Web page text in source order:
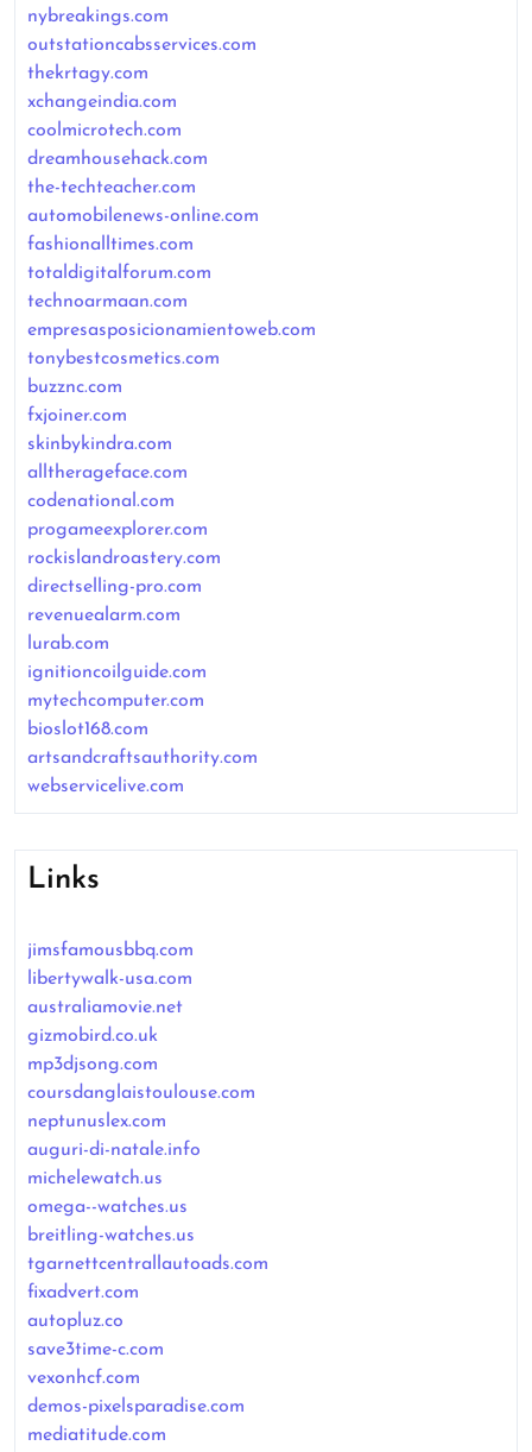
nybreakings.com
outstationcabsservices.com
thekrtagy.com
xchangeindia.com
coolmicrotech.com
dreamhousehack.com
the-techteacher.com
automobilenews-online.com
fashionalltimes.com
totaldigitalforum.com
technoarmaan.com
empresasposicionamientoweb.com
tonybestcosmetics.com
buzznc.com
fxjoiner.com
skinbykindra.com
alltherageface.com
codenational.com
progameexplorer.com
rockislandroastery.com
directselling-pro.com
revenuealarm.com
lurab.com
ignitioncoilguide.com
mytechcomputer.com
bioslot168.com
artsandcraftsauthority.com
webservicelive.com
Links
jimsfamousbbq.com
libertywalk-usa.com
australiamovie.net
gizmobird.co.uk
mp3djsong.com
coursdanglaistoulouse.com
neptunuslex.com
auguri-di-natale.info
michelewatch.us
omega--watches.us
breitling-watches.us
tgarnettcentrallautoads.com
fixadvert.com
autopluz.co
save3time-c.com
vexonhcf.com
demos-pixelsparadise.com
mediatitude.com